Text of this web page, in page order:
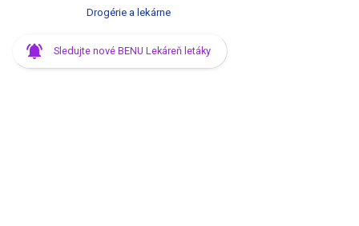
Drogérie a lekárne
Sledujte nové BENU Lekáreň letáky